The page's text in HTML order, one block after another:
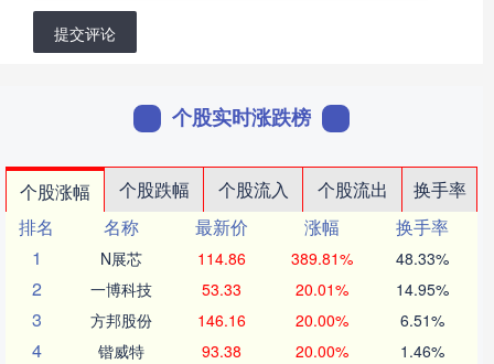
提交评论
个股实时涨跌榜
个股涨幅 个股跌幅 个股流入 个股流出
换手率
排名
名称 最新价 涨幅
换手率
1
N展芯 114.86 389.81% 48.33%
2 一博科技 53.33 20.01% 14.95%
3 方邦股份 146.16 20.00% 6.51%
4 锴威特 93.38 20.00% 1.46%